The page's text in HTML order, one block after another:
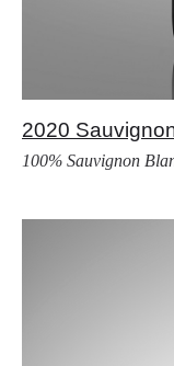
2020
100% Sauvignon